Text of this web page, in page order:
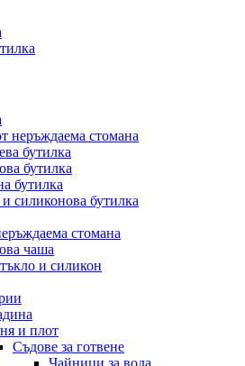
неръждаема стомана
бутилка
бутилка
бутилка
силиконова бутилка
стомана
чаша
и силикон
и плот
Съдове за готвене
Чайници за вода